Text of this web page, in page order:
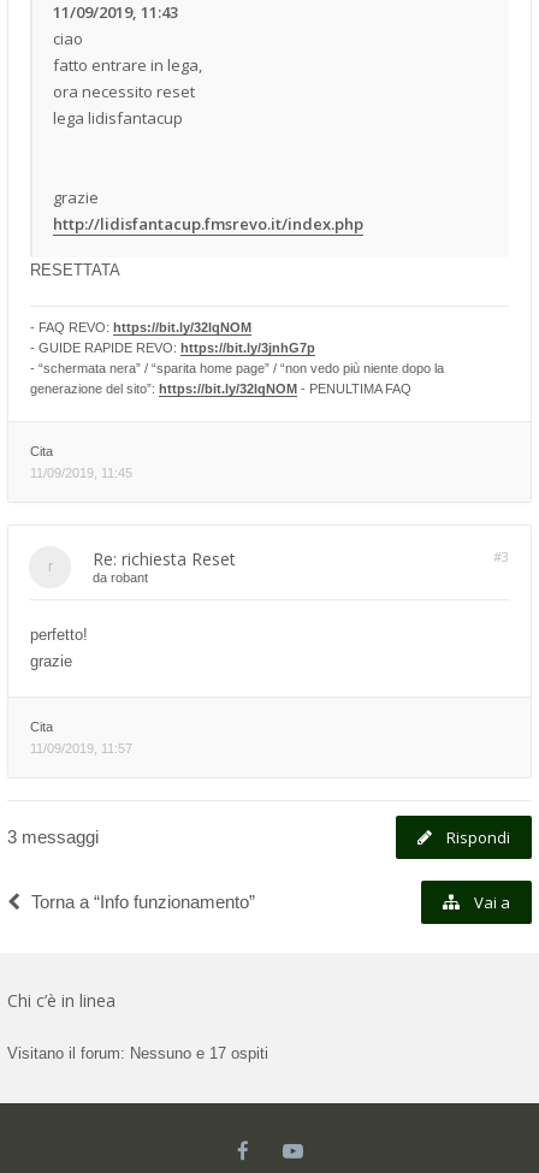
11/09/2019, 11:43
ciao
fatto entrare in lega,
ora necessito reset
lega lidisfantacup
grazie
http://lidisfantacup.fmsrevo.it/index.php
RESETTATA
- FAQ REVO: https://bit.ly/32lqNOM
- GUIDE RAPIDE REVO: https://bit.ly/3jnhG7p
- “schermata nera” / “sparita home page” / “non vedo più niente dopo la
generazione del sito”: https://bit.ly/32lqNOM - PENULTIMA FAQ
Cita
11/09/2019, 11:45
Re: richiesta Reset #3
da robant
perfetto!
grazie
Cita
11/09/2019, 11:57
3 messaggi Rispondi
Torna a “Info funzionamento” Vai a
Chi c’è in linea
Visitano il forum: Nessuno e 17 ospiti